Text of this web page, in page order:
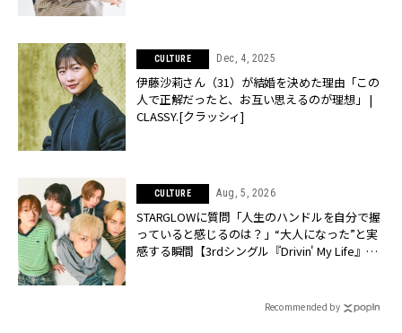
CULTURE Dec, 4, 2025
伊藤沙莉さん（31）が結婚を決めた理由「この
人で正解だったと、お互い思えるのが理想」 |
CLASSY.[クラッシィ]
CULTURE Aug, 5, 2026
STARGLOWに質問「人生のハンドルを自分で握
っていると感じるのは？」“大️人になった”と実
感する瞬間【3rdシングル『Drivin' My Life』発
Recommended by